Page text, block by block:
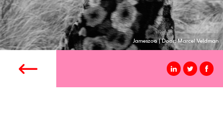
Jameszoo | Door: Marcel Veldman